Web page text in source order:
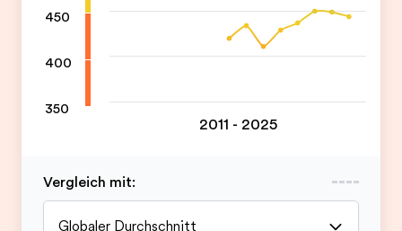
450
400
350
2011 - 2025
Vergleich mit:
Globaler Durchschnitt